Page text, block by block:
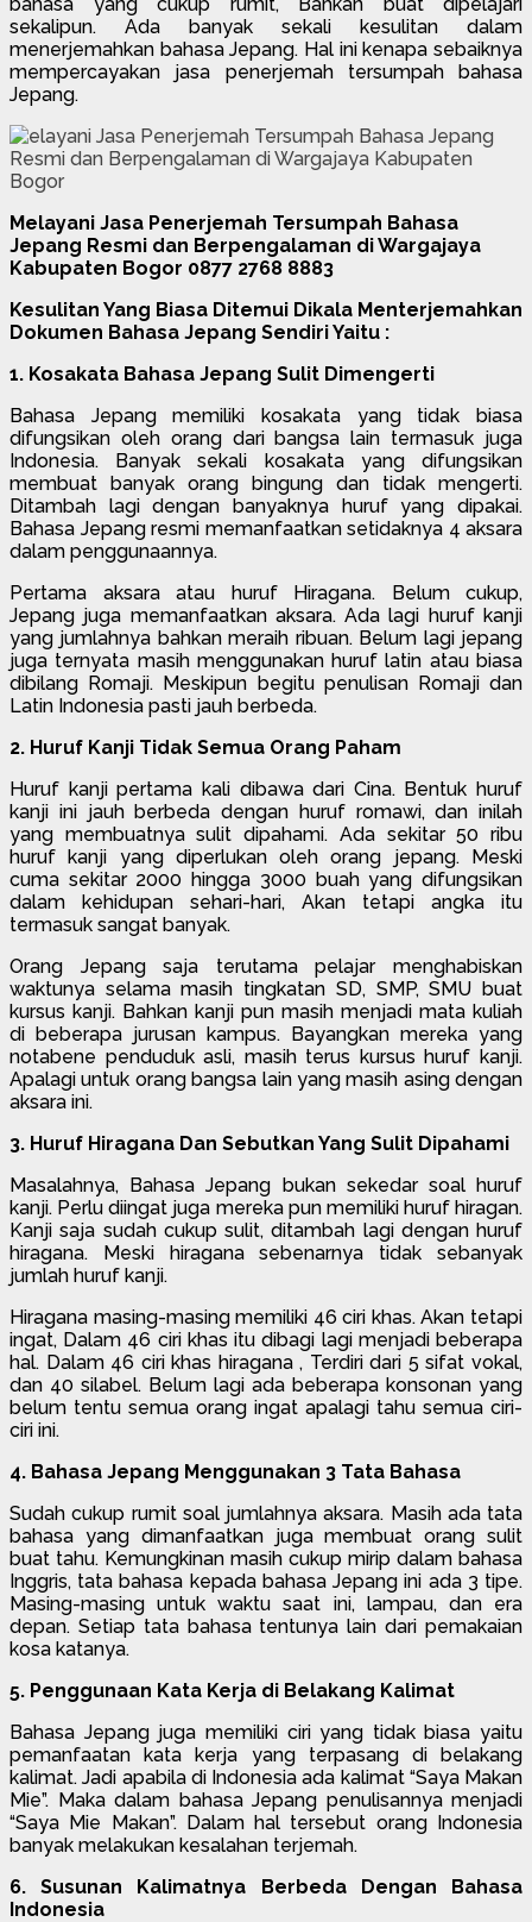
sekalipun. Ada banyak sekali kesulitan dalam
menerjemahkan bahasa Jepang. Hal ini kenapa sebaiknya
mempercayakan jasa penerjemah tersumpah bahasa
Jepang.
Melayani Jasa Penerjemah Tersumpah Bahasa
Jepang Resmi dan Berpengalaman di Wargajaya
Kabupaten Bogor 0877 2768 8883
Kesulitan Yang Biasa Ditemui Dikala Menterjemahkan
Dokumen Bahasa Jepang Sendiri Yaitu :
1. Kosakata Bahasa Jepang Sulit Dimengerti
Bahasa Jepang memiliki kosakata yang tidak biasa
difungsikan oleh orang dari bangsa lain termasuk juga
Indonesia. Banyak sekali kosakata yang difungsikan
membuat banyak orang bingung dan tidak mengerti.
Ditambah lagi dengan banyaknya huruf yang dipakai.
Bahasa Jepang resmi memanfaatkan setidaknya 4 aksara
dalam penggunaannya.
Pertama aksara atau huruf Hiragana. Belum cukup,
Jepang juga memanfaatkan aksara. Ada lagi huruf kanji
yang jumlahnya bahkan meraih ribuan. Belum lagi jepang
juga ternyata masih menggunakan huruf latin atau biasa
dibilang Romaji. Meskipun begitu penulisan Romaji dan
Latin Indonesia pasti jauh berbeda.
2. Huruf Kanji Tidak Semua Orang Paham
Huruf kanji pertama kali dibawa dari Cina. Bentuk huruf
kanji ini jauh berbeda dengan huruf romawi, dan inilah
yang membuatnya sulit dipahami. Ada sekitar 50 ribu
huruf kanji yang diperlukan oleh orang jepang. Meski
cuma sekitar 2000 hingga 3000 buah yang difungsikan
dalam kehidupan sehari-hari, Akan tetapi angka itu
termasuk sangat banyak.
Orang Jepang saja terutama pelajar menghabiskan
waktunya selama masih tingkatan SD, SMP, SMU buat
kursus kanji. Bahkan kanji pun masih menjadi mata kuliah
di beberapa jurusan kampus. Bayangkan mereka yang
notabene penduduk asli, masih terus kursus huruf kanji.
Apalagi untuk orang bangsa lain yang masih asing dengan
aksara ini.
3. Huruf Hiragana Dan Sebutkan Yang Sulit Dipahami
Masalahnya, Bahasa Jepang bukan sekedar soal huruf
kanji. Perlu diingat juga mereka pun memiliki huruf hiragan.
Kanji saja sudah cukup sulit, ditambah lagi dengan huruf
hiragana. Meski hiragana sebenarnya tidak sebanyak
jumlah huruf kanji.
Hiragana masing-masing memiliki 46 ciri khas. Akan tetapi
ingat, Dalam 46 ciri khas itu dibagi lagi menjadi beberapa
hal. Dalam 46 ciri khas hiragana , Terdiri dari 5 sifat vokal,
dan 40 silabel. Belum lagi ada beberapa konsonan yang
belum tentu semua orang ingat apalagi tahu semua ciri-
ciri ini.
4. Bahasa Jepang Menggunakan 3 Tata Bahasa
Sudah cukup rumit soal jumlahnya aksara. Masih ada tata
bahasa yang dimanfaatkan juga membuat orang sulit
buat tahu. Kemungkinan masih cukup mirip dalam bahasa
Inggris, tata bahasa kepada bahasa Jepang ini ada 3 tipe.
Masing-masing untuk waktu saat ini, lampau, dan era
depan. Setiap tata bahasa tentunya lain dari pemakaian
kosa katanya.
5. Penggunaan Kata Kerja di Belakang Kalimat
Bahasa Jepang juga memiliki ciri yang tidak biasa yaitu
pemanfaatan kata kerja yang terpasang di belakang
kalimat. Jadi apabila di Indonesia ada kalimat “Saya Makan
Mie”. Maka dalam bahasa Jepang penulisannya menjadi
“Saya Mie Makan”. Dalam hal tersebut orang Indonesia
banyak melakukan kesalahan terjemah.
6. Susunan Kalimatnya Berbeda Dengan Bahasa
Indonesia